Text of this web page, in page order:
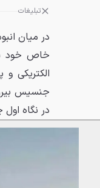
تبلیغات
در میان
الکتریکی
در نگاه اول